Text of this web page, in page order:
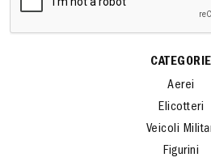
CATEGORIE
Aerei
Elicotteri
Veicoli
Figurini